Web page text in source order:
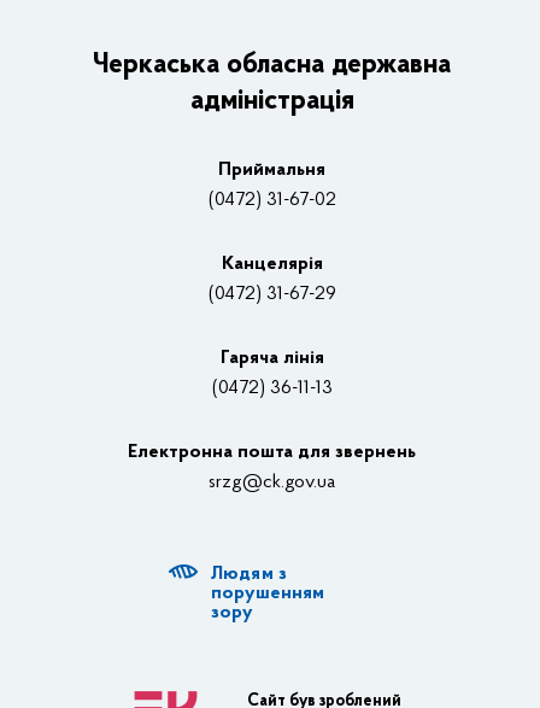
Керівництво адміністрації
Основні завдання та нормативно-правові засади
Нагороди
Контакти
Відеотрансляції
Структурні підрозділи ОДА
Діяльність ОДА
Черкаська обласна державна
адміністрація
Приймальня
(0472) 31-67-02
Канцелярiя
(0472) 31-67-29
Гаряча лінія
(0472) 36-11-13
Електронна пошта для звернень
srzg@ck.gov.ua
Людям з
порушенням
зору
Сайт був зроблений